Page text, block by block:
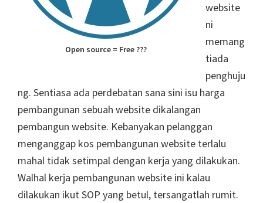
Open source = Free ???
website
ni
memang
tiada
penghuju
ng. Sentiasa ada perdebatan sana sini isu harga
pembangunan sebuah website dikalangan
pembangun website. Kebanyakan pelanggan
menganggap kos pembangunan website terlalu
mahal tidak setimpal dengan kerja yang dilakukan.
Walhal kerja pembangunan website ini kalau
dilakukan ikut SOP yang betul, tersangatlah rumit.